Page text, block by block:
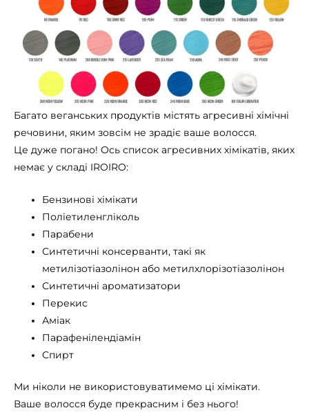
Багато веганських продуктів містять агресивні хімічні
речовини, яким зовсім не зрадіє ваше волосся.
Це дуже погано! Ось список агресивних хімікатів, яких
немає у складі IROIRO:
Бензинові хімікати
Поліетиленгліколь
Парабени
Синтетичні консерванти, такі як
метилізотіазолінон або метилхлорізотіазолінон
Синтетичні ароматизатори
Перекис
Аміак
Парафенілендіамін
Спирт
Ми ніколи не використовуватимемо ці хімікати.
Ваше волосся буде прекрасним і без нього!